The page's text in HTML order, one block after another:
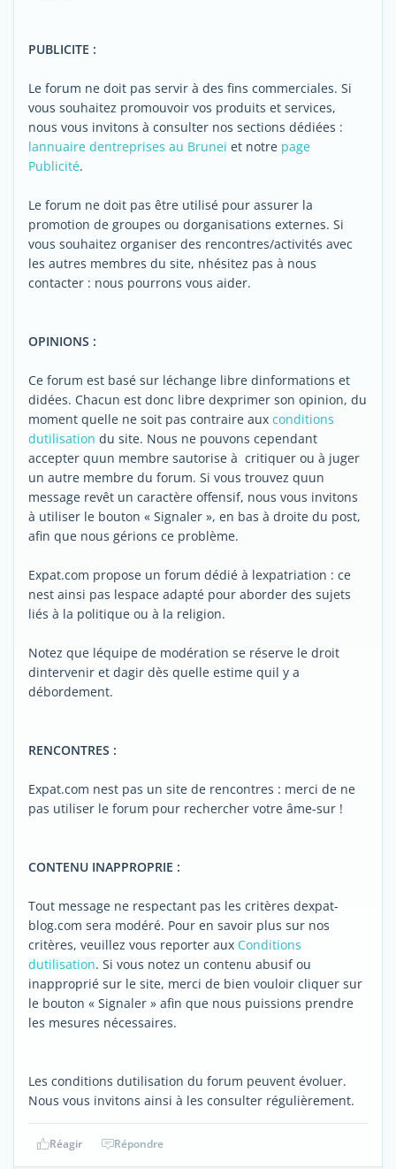
PUBLICITE :
Le forum ne doit pas servir à des fins commerciales. Si
vous souhaitez promouvoir vos produits et services,
nous vous invitons à consulter nos sections dédiées :
lannuaire dentreprises au Brunei et notre page
Publicité.
Le forum ne doit pas être utilisé pour assurer la
promotion de groupes ou dorganisations externes. Si
vous souhaitez organiser des rencontres/activités avec
les autres membres du site, nhésitez pas à nous
contacter : nous pourrons vous aider.
OPINIONS :
Ce forum est basé sur léchange libre dinformations et
didées. Chacun est donc libre dexprimer son opinion, du
moment quelle ne soit pas contraire aux conditions
dutilisation du site. Nous ne pouvons cependant
accepter quun membre sautorise à critiquer ou à juger
un autre membre du forum. Si vous trouvez quun
message revêt un caractère offensif, nous vous invitons
à utiliser le bouton « Signaler », en bas à droite du post,
afin que nous gérions ce problème.
Expat.com propose un forum dédié à lexpatriation : ce
nest ainsi pas lespace adapté pour aborder des sujets
liés à la politique ou à la religion.
Notez que léquipe de modération se réserve le droit
dintervenir et dagir dès quelle estime quil y a
débordement.
RENCONTRES :
Expat.com nest pas un site de rencontres : merci de ne
pas utiliser le forum pour rechercher votre âme-sur !
CONTENU INAPPROPRIE :
Tout message ne respectant pas les critères dexpat-
blog.com sera modéré. Pour en savoir plus sur nos
critères, veuillez vous reporter aux Conditions
dutilisation. Si vous notez un contenu abusif ou
inapproprié sur le site, merci de bien vouloir cliquer sur
le bouton « Signaler » afin que nous puissions prendre
les mesures nécessaires.
Les conditions dutilisation du forum peuvent évoluer.
Nous vous invitons ainsi à les consulter régulièrement.
Réagir Répondre